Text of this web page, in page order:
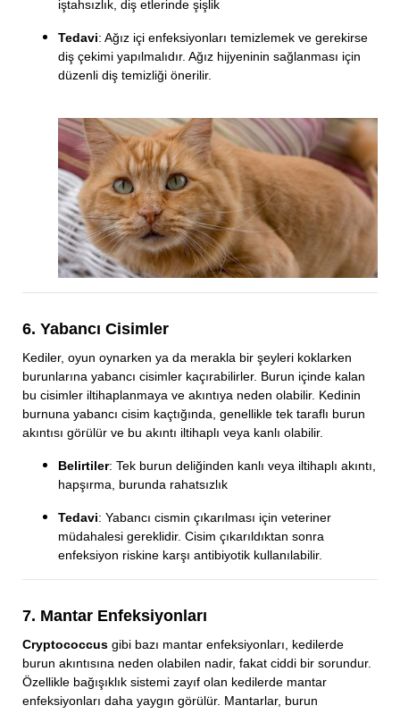
iştahsızlık, diş etlerinde şişlik
Tedavi: Ağız içi enfeksiyonları temizlemek ve gerekirse
diş çekimi yapılmalıdır. Ağız hijyeninin sağlanması için
düzenli diş temizliği önerilir.
6. Yabancı Cisimler
Kediler, oyun oynarken ya da merakla bir şeyleri koklarken
burunlarına yabancı cisimler kaçırabilirler. Burun içinde kalan
bu cisimler iltihaplanmaya ve akıntıya neden olabilir. Kedinin
burnuna yabancı cisim kaçtığında, genellikle tek taraflı burun
akıntısı görülür ve bu akıntı iltihaplı veya kanlı olabilir.
Belirtiler: Tek burun deliğinden kanlı veya iltihaplı akıntı,
hapşırma, burunda rahatsızlık
Tedavi: Yabancı cismin çıkarılması için veteriner
müdahalesi gereklidir. Cisim çıkarıldıktan sonra
enfeksiyon riskine karşı antibiyotik kullanılabilir.
7. Mantar Enfeksiyonları
Cryptococcus gibi bazı mantar enfeksiyonları, kedilerde
burun akıntısına neden olabilen nadir, fakat ciddi bir sorundur.
Özellikle bağışıklık sistemi zayıf olan kedilerde mantar
enfeksiyonları daha yaygın görülür. Mantarlar, burun